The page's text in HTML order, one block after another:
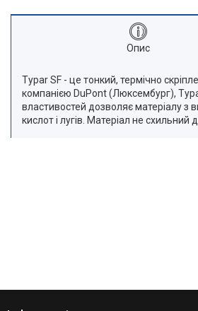
Опис
Typar SF - це тонкий, термічно
компанією DuPont (Люксембург),
властивостей дозволяє матеріалу з
кислот і лугів. Матеріал не схильний